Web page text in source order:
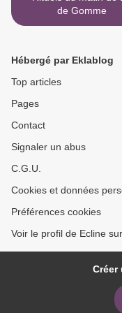
de Gomme
Hébergé par Eklablog
Top articles
Pages
Contact
Signaler un abus
C.G.U.
Cookies et données
Préférences cookies
Voir le profil de Ecline
Créer